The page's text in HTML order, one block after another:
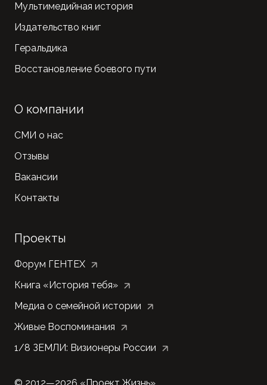
Мультимедийная история
Издательство книг
Геральдика
Восстановление боевого пути
О компании
СМИ о нас
Отзывы
Вакансии
Контакты
Проекты
Форум ГЕНТЕХ
Книга «История тебя»
Медиа о семейной истории
Живые Воспоминания
1/8 ЗЕМЛИ: Визионеры России